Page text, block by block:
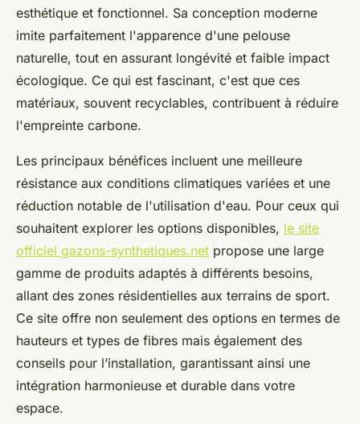
esthétique et fonctionnel. Sa conception moderne
imite parfaitement l'apparence d'une pelouse
naturelle, tout en assurant longévité et faible impact
écologique. Ce qui est fascinant, c'est que ces
matériaux, souvent recyclables, contribuent à réduire
l'empreinte carbone.
Les principaux bénéfices incluent une meilleure
résistance aux conditions climatiques variées et une
réduction notable de l'utilisation d'eau. Pour ceux qui
souhaitent explorer les options disponibles, le site
officiel gazons-synthetiques.net propose une large
gamme de produits adaptés à différents besoins,
allant des zones résidentielles aux terrains de sport.
Ce site offre non seulement des options en termes de
hauteurs et types de fibres mais également des
conseils pour l’installation, garantissant ainsi une
intégration harmonieuse et durable dans votre
espace.